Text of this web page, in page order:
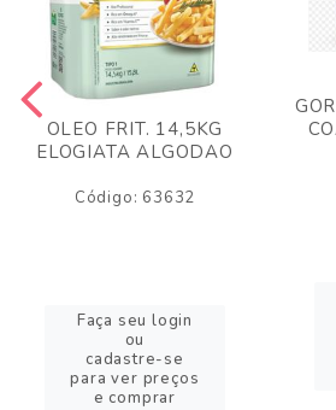
OLEO FRIT. 14,5KG
ELOGIATA ALGODAO
Código: 63632
Faça seu login
ou
cadastre-se
para ver preços
e comprar